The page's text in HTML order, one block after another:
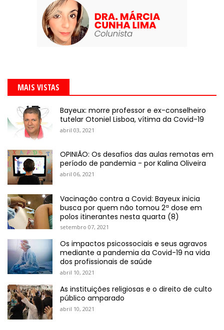
MAIS VISTAS
Bayeux: morre professor e ex-conselheiro
tutelar Otoniel Lisboa, vítima da Covid-19
abril 03, 2021
OPINIÃO: Os desafios das aulas remotas em
período de pandemia - por Kalina Oliveira
abril 06, 2021
Vacinação contra a Covid: Bayeux inicia
busca por quem não tomou 2ª dose em
polos itinerantes nesta quarta (8)
setembro 07, 2021
Os impactos psicossociais e seus agravos
mediante a pandemia da Covid-19 na vida
dos profissionais de saúde
abril 10, 2021
As instituições religiosas e o direito de culto
público amparado
abril 10, 2021